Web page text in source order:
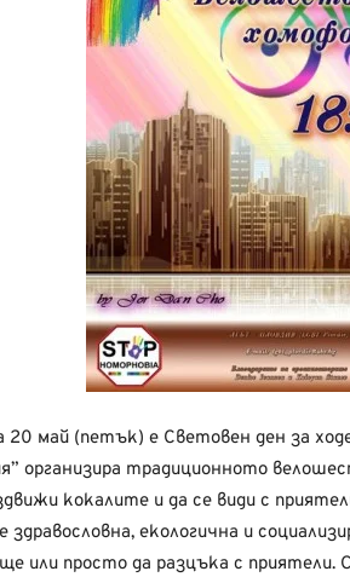
20 май (петък) е Световен ден за
организира традиционното
кокалите и да се види с
здравословна, екологична и
или просто да разцъка с